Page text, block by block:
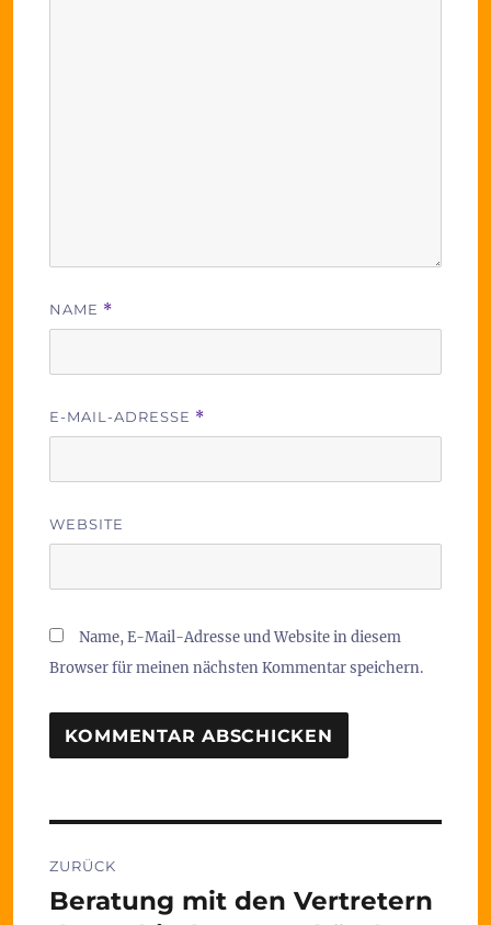
NAME *
E-MAIL-ADRESSE *
WEBSITE
Name, E-Mail-Adresse und Website in diesem
Browser für meinen nächsten Kommentar speichern.
ZURÜCK
Vorheriger
Beratung mit den Vertretern